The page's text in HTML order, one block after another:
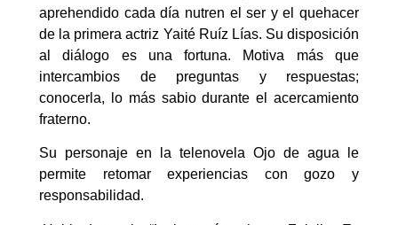
aprehendido cada día nutren el ser y el quehacer
de la primera actriz Yaité Ruíz Lías. Su disposición
al diálogo es una fortuna. Motiva más que
intercambios de preguntas y respuestas;
conocerla, lo más sabio durante el acercamiento
fraterno.
Su personaje en la telenovela Ojo de agua le
permite retomar experiencias con gozo y
responsabilidad.